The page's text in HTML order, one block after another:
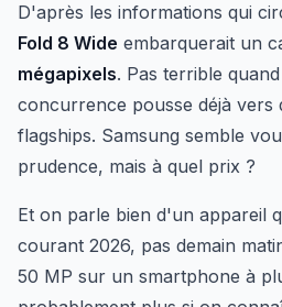
D'après les informations qui
Fold 8 Wide embarquerait un
mégapixels. Pas terrible
concurrence pousse déjà vers
flagships. Samsung semble
prudence, mais à quel prix ?
Et on parle bien d'un appareil
courant 2026, pas demain
50 MP sur un smartphone à